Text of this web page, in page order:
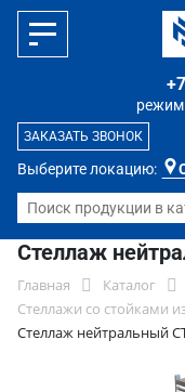
Выберите локацию:
режим
ЗАКАЗАТЬ ЗВОНОК
Стеллаж
Главная Каталог
Стеллажи со стойками
Стеллаж нейтральный